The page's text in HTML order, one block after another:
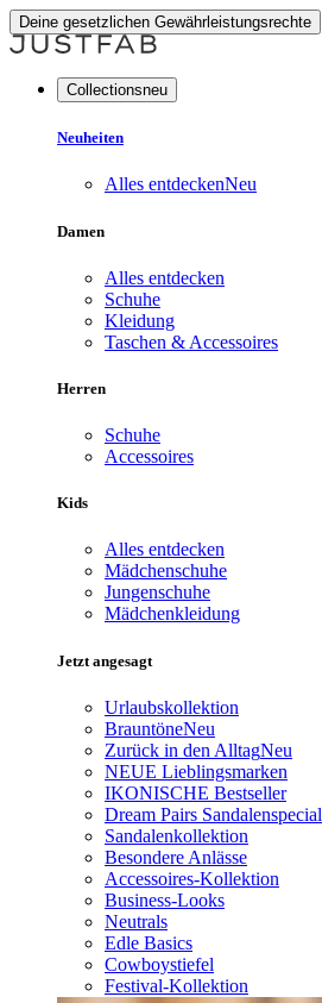
Deine gesetzlichen Gewährleistungsrechte
Collectionsneu
Neuheiten
Alles entdeckenNeu
Damen
Alles entdecken
Schuhe
Kleidung
Taschen & Accessoires
Herren
Schuhe
Accessoires
Kids
Alles entdecken
Mädchenschuhe
Jungenschuhe
Mädchenkleidung
Jetzt angesagt
Urlaubskollektion
BrauntöneNeu
Zurück in den AlltagNeu
NEUE Lieblingsmarken
IKONISCHE Bestseller
Dream Pairs Sandalenspecial
Sandalenkollektion
Besondere Anlässe
Accessoires-Kollektion
Business-Looks
Neutrals
Edle Basics
Cowboystiefel
Festival-Kollektion